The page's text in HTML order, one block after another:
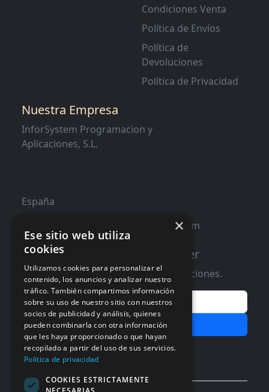
Condiciones Venta
Política de Envíos
Política de
Devoluciones
Política de Privacidad
Nuestra Empresa
InforSystem Programacion y
Aplicaciones, S.L.
España
contacto@distribucioninformatica.com
Suscribete a nuestro Newsletter
Te informaremos de ofertas y promociones.
Email
Subscribir
Aceptar Politica dePrivacidad
×
Ese sitio web utiliza
cookies
Utilizamos cookies para personalizar el
contenido, los anuncios y analizar nuestro
tráfico. También compartimos información
sobre su uso de nuestro sitio con nuestros
socios de publicidad y análisis, quienes
pueden combinarla con otra información
que les haya proporcionado o que hayan
recopilado a partir del uso de sus servicios.
Política de privacidad
COOKIES ESTRICTAMENTE